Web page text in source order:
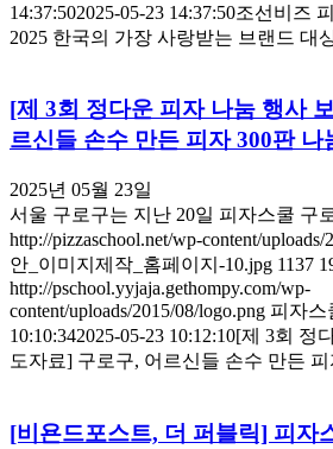
14:37:502025-05-23 14:37:50조선비즈
2025 한국의 가장 사랑받는 브랜드 대
[제 3회 정다운 피자 나눔 행사
르신들 손수 만든 피자 300판 나
2025년 05월 23일
서울 구로구는 지난 20일 피자스쿨 구
http://pizzaschool.net/wp-content/
안_이미지제작_홈페이지-10.jpg 1137
http://pschool.yyjaja.gethompy.com/wp-
content/uploads/2015/08/logo.png 피자스
10:10:342025-05-23 10:12:10[제 3회 정
도자료] 구로구, 어르신들 손수 만든 피
[비욘드포스트, 더 퍼블릭] 피자